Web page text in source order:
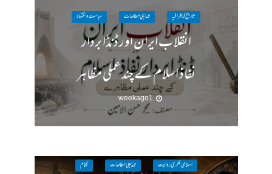
تاریخ / جغرافیہ تہذیبی مطالعات سیاست واقتصاد
انقلاب ایران اور ڈنڈا بردار
نفاذ اسلام کے چند عملی مظاہر
1 week ago
اسلامی فکری روایت تہذیبی مطالعات کلام